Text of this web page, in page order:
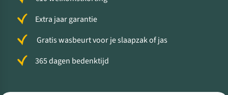
Extra jaar garantie
Gratis wasbeurt voor je slaapzak of jas
365 dagen bedenktijd